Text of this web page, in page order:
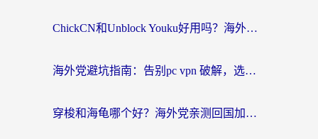
ChickCN和Unblock Youku好用吗？海外党亲测3款回国加速器，附iOS免费选择指南
海外党避坑指南：告别pc vpn 破解，选对回国加速器轻松访问国内资源
穿梭和海龟哪个好？海外党亲测回国加速器，附电脑免费VPN推荐